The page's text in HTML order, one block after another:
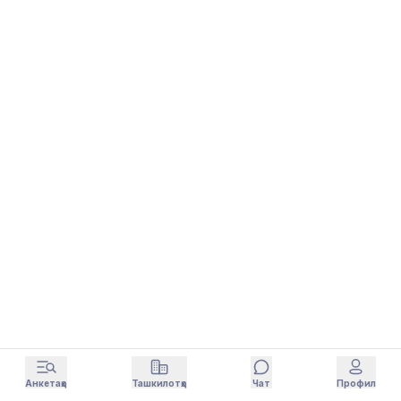
Анкетаҳо Ташкилотҳо Чат Профил